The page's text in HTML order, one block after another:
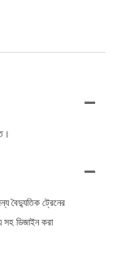
বৈদ্যুতিক ট্রেনের
সহ ডিজাইন করা